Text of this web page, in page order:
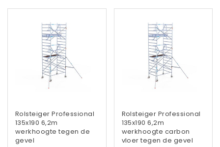
Rolsteiger Professional
135x190 6,2m
werkhoogte tegen de
gevel
Rolsteiger Professional
135x190 6,2m
werkhoogte carbon
vloer tegen de gevel